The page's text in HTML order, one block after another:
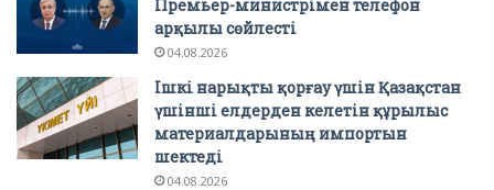
Премьер-министрімен телефон
арқылы сөйлесті
04.08.2026
Ішкі нарықты қорғау үшін Қазақстан
үшінші елдерден келетін құрылыс
материалдарының импортын
шектеді
04.08.2026